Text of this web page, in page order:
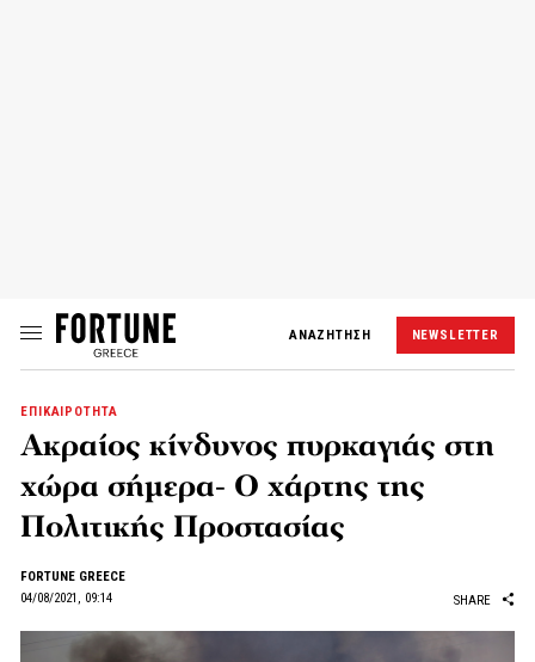
ΑΝΑΖΗΤΗΣΗ NEWSLETTER
ΕΠΙΚΑΙΡΟΤΗΤΑ
Ακραίος κίνδυνος πυρκαγιάς στη
χώρα σήμερα- Ο χάρτης της
Πολιτικής Προστασίας
FORTUNE GREECE
04/08/2021, 09:14
SHARE